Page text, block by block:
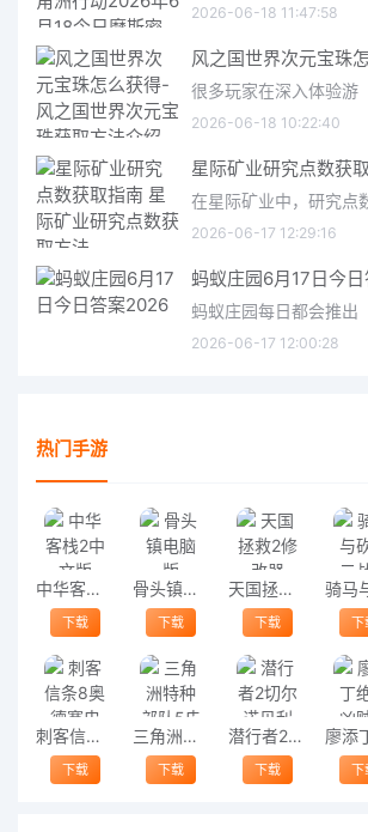
2026-06-18 11:47:58
很多玩家在深入体验游
2026-06-18 10:22:40
在星际矿业中，研究点
2026-06-17 12:29:16
蚂蚁庄园6月17日今
蚂蚁庄园每日都会推出
2026-06-17 12:00:28
热门手游
中华客栈2中文版
下载
骨头镇电脑版
下载
天国拯救2修改器
下载 下
刺客信条8奥德赛电脑版
下载
三角洲特种部队5电脑版
下载
潜行者2切尔诺贝利之心
下载 下